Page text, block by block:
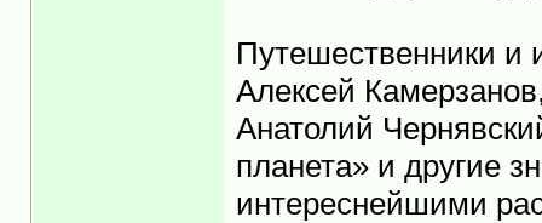
Путешественники
Алексей
Анатолий
планета» и другие
интереснейшими